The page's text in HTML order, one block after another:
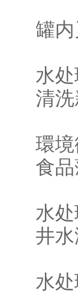
罐
水
清
環
食
水
井
水